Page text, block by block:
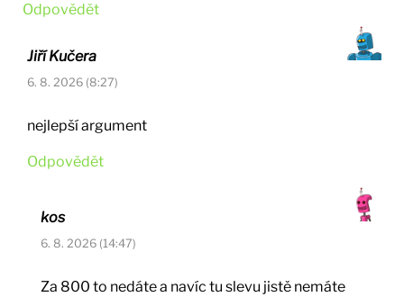
Odpovědět
Jiří Kučera
6. 8. 2026 (8:27)
nejlepší argument
Odpovědět
kos
6. 8. 2026 (14:47)
Za 800 to nedáte a navíc tu slevu jistě nemáte